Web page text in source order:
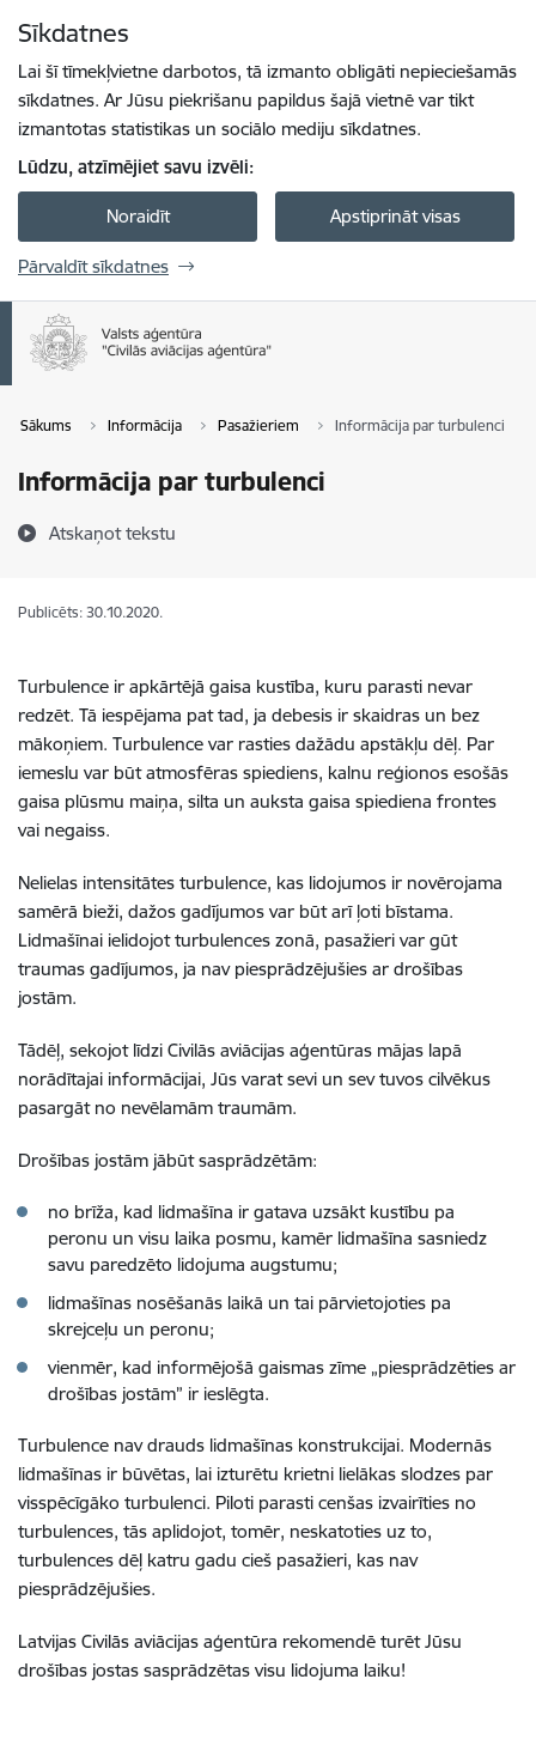
Sīkdatnes
Lai šī tīmekļvietne darbotos, tā izmanto obligāti nepieciešamās
sīkdatnes. Ar Jūsu piekrišanu papildus šajā vietnē var tikt
izmantotas statistikas un sociālo mediju sīkdatnes.
Lūdzu, atzīmējiet savu izvēli:
Noraidīt Apstiprināt visas
Pārvaldīt sīkdatnes
Sākums Informācija Pasažieriem Informācija par turbulenci
Informācija par turbulenci
Atskaņot tekstu
Publicēts: 30.10.2020.
Turbulence ir apkārtējā gaisa kustība, kuru parasti nevar
redzēt. Tā iespējama pat tad, ja debesis ir skaidras un bez
mākoņiem. Turbulence var rasties dažādu apstākļu dēļ. Par
iemeslu var būt atmosfēras spiediens, kalnu reģionos esošās
gaisa plūsmu maiņa, silta un auksta gaisa spiediena frontes
vai negaiss.
Nelielas intensitātes turbulence, kas lidojumos ir novērojama
samērā bieži, dažos gadījumos var būt arī ļoti bīstama.
Lidmašīnai ielidojot turbulences zonā, pasažieri var gūt
traumas gadījumos, ja nav piesprādzējušies ar drošības
jostām.
Tādēļ, sekojot līdzi Civilās aviācijas aģentūras mājas lapā
norādītajai informācijai, Jūs varat sevi un sev tuvos cilvēkus
pasargāt no nevēlamām traumām.
Drošības jostām jābūt sasprādzētām:
no brīža, kad lidmašīna ir gatava uzsākt kustību pa
peronu un visu laika posmu, kamēr lidmašīna sasniedz
savu paredzēto lidojuma augstumu;
lidmašīnas nosēšanās laikā un tai pārvietojoties pa
skrejceļu un peronu;
vienmēr, kad informējošā gaismas zīme „piesprādzēties ar
drošības jostām” ir ieslēgta.
Turbulence nav drauds lidmašīnas konstrukcijai. Modernās
lidmašīnas ir būvētas, lai izturētu krietni lielākas slodzes par
visspēcīgāko turbulenci. Piloti parasti cenšas izvairīties no
turbulences, tās aplidojot, tomēr, neskatoties uz to,
turbulences dēļ katru gadu cieš pasažieri, kas nav
piesprādzējušies.
Latvijas Civilās aviācijas aģentūra rekomendē turēt Jūsu
drošības jostas sasprādzētas visu lidojuma laiku!